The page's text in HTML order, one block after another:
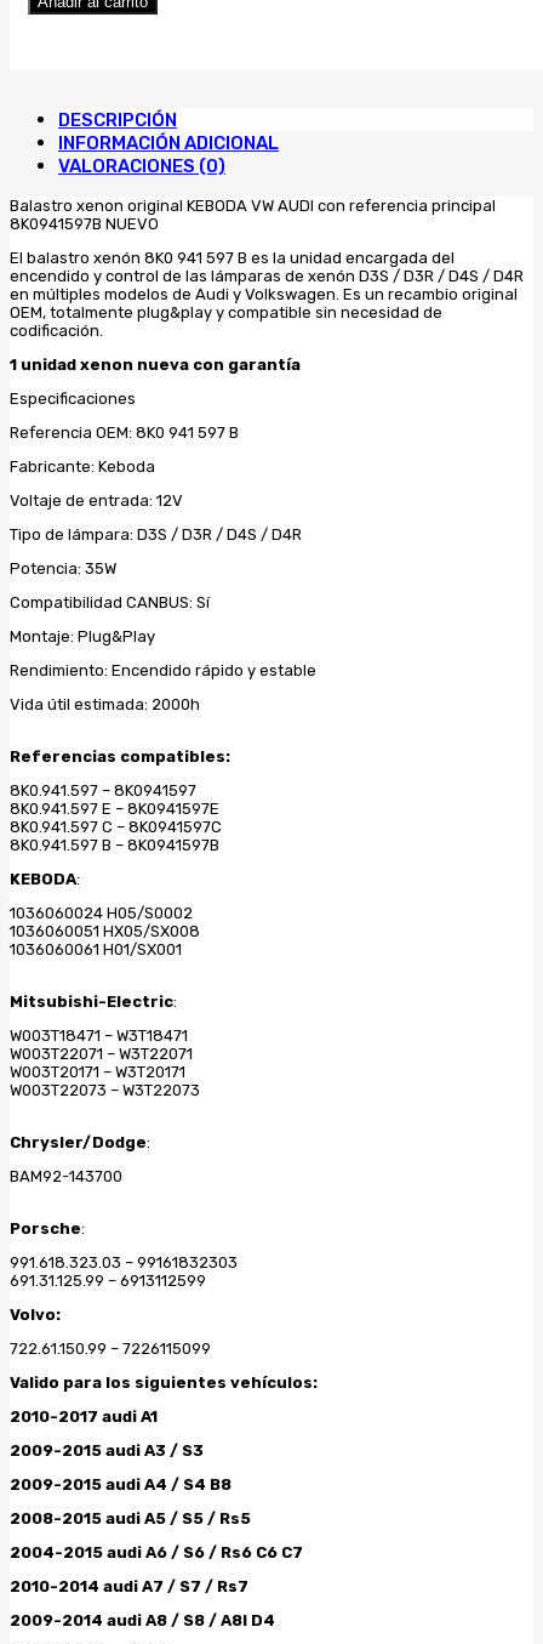
Centralita
VW
original
cantidad
DESCRIPCIÓN
INFORMACIÓN ADICIONAL
VALORACIONES (0)
Balastro xenon original KEBODA VW AUDI con referencia principal
8K0941597B NUEVO
El balastro xenón 8K0 941 597 B es la unidad encargada del
encendido y control de las lámparas de xenón D3S / D3R / D4S / D4R
en múltiples modelos de Audi y Volkswagen. Es un recambio original
OEM, totalmente plug&play y compatible sin necesidad de
codificación.
1 unidad xenon nueva con garantía
Especificaciones
Referencia OEM: 8K0 941 597 B
Fabricante: Keboda
Voltaje de entrada: 12V
Tipo de lámpara: D3S / D3R / D4S / D4R
Potencia: 35W
Compatibilidad CANBUS: Sí
Montaje: Plug&Play
Rendimiento: Encendido rápido y estable
Vida útil estimada: 2000h
Referencias compatibles:
8K0.941.597 – 8K0941597
8K0.941.597 E – 8K0941597E
8K0.941.597 C – 8K0941597C
8K0.941.597 B – 8K0941597B
KEBODA:
1036060024 H05/S0002
1036060051 HX05/SX008
1036060061 H01/SX001
Mitsubishi-Electric:
W003T18471 – W3T18471
W003T22071 – W3T22071
W003T20171 – W3T20171
W003T22073 – W3T22073
Chrysler/Dodge:
BAM92-143700
Porsche:
991.618.323.03 – 99161832303
691.31.125.99 – 6913112599
Volvo:
722.61.150.99 – 7226115099
Valido para los siguientes vehículos:
2010-2017 audi A1
2009-2015 audi A3 / S3
2009-2015 audi A4 / S4 B8
2008-2015 audi A5 / S5 / Rs5
2004-2015 audi A6 / S6 / Rs6 C6 C7
2010-2014 audi A7 / S7 / Rs7
2009-2014 audi A8 / S8 / A8l D4